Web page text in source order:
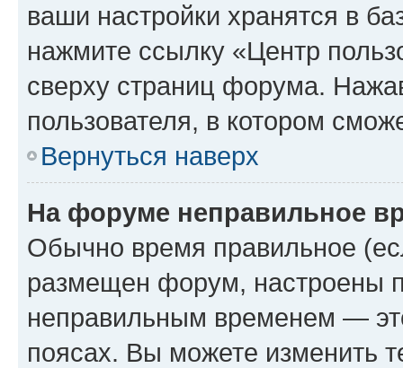
ваши настройки хранятся в
нажмите ссылку «Центр
сверху страниц форума.
пользователя, в котором
Вернуться наверх
На форуме неправильное
Обычно время правильное
размещен форум, настроены
неправильным временем —
поясах. Вы можете изменить